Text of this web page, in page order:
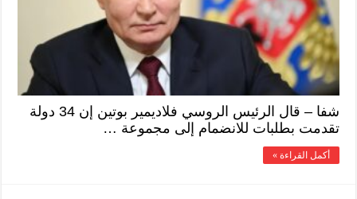
شفا – قال الرئيس الروسي فلاديمير بوتين إن 34 دولة
تقدمت بطلبات للانضمام إلى مجموعة …
أكمل القراءة »